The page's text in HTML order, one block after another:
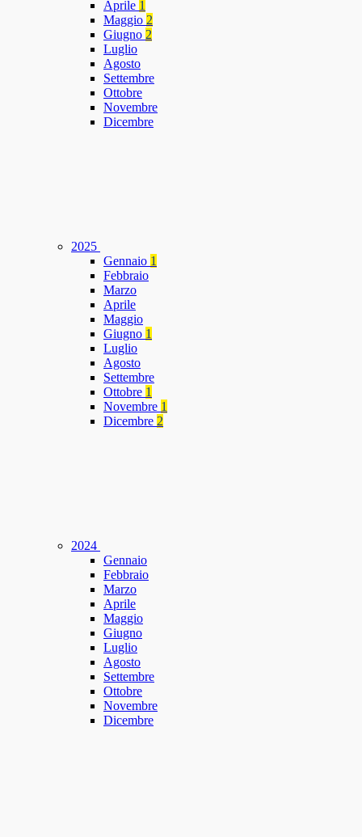
Aprile 1
Maggio 2
Giugno 2
Luglio
Agosto
Settembre
Ottobre
Novembre
Dicembre
2025
Gennaio 1
Febbraio
Marzo
Aprile
Maggio
Giugno 1
Luglio
Agosto
Settembre
Ottobre 1
Novembre 1
Dicembre 2
2024
Gennaio
Febbraio
Marzo
Aprile
Maggio
Giugno
Luglio
Agosto
Settembre
Ottobre
Novembre
Dicembre